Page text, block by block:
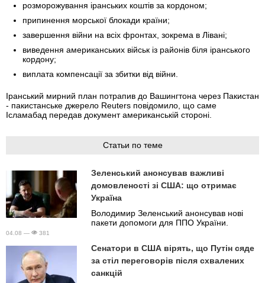
розморожування іранських коштів за кордоном;
припинення морської блокади країни;
завершення війни на всіх фронтах, зокрема в Лівані;
виведення американських військ із районів біля іранського
кордону;
виплата компенсації за збитки від війни.
Іранський мирний план потрапив до Вашингтона через Пакистан
- пакистанське джерело Reuters повідомило, що саме
Ісламабад передав документ американській стороні.
Статьи по теме
Зеленський анонсував важливі
домовленості зі США: що отримає
Україна
Володимир Зеленський анонсував нові
пакети допомоги для ППО України.
04.08 — 381
Сенатори в США вірять, що Путін сяде
за стіл переговорів після схвалених
санкцій